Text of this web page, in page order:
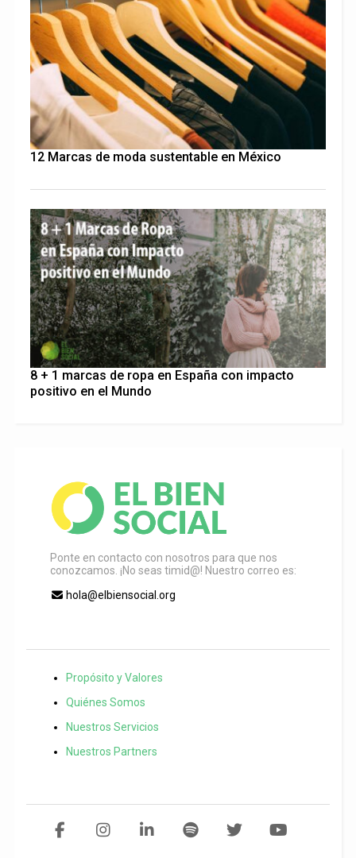
12 Marcas de moda sustentable en México
8 + 1 marcas de ropa en España con impacto
positivo en el Mundo
Ponte en contacto con nosotros para que nos
conozcamos. ¡No seas timid@! Nuestro correo es:
hola@elbiensocial.org
Propósito y Valores
Quiénes Somos
Nuestros Servicios
Nuestros Partners